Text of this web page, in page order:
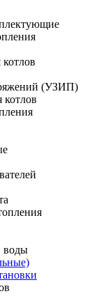
(УЗИП)
котлов
воды